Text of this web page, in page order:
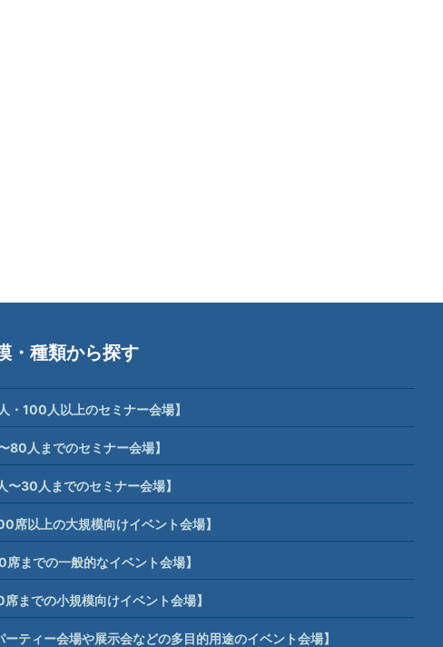
・種類から探す
・100人以上のセミナー会場】
80人までのセミナー会場】
〜30人までのセミナー会場】
席以上の大規模向けイベント会場】
までの一般的なイベント会場】
までの小規模向けイベント会場】
ティー会場や展示会などの多目的用途のイベント会場】